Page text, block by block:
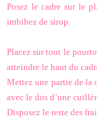
Posez le cadre sur le
imbibez de sirop.
Placez sur tout le
atteindre le haut du
Mettez une partie de la
avec le dos d’une
Disposez le reste des